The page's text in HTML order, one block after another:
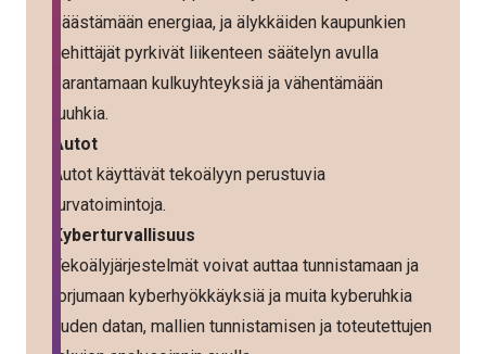
säästämään energiaa, ja älykkäiden kaupunkien
kehittäjät pyrkivät liikenteen säätelyn avulla
parantamaan kulkuyhteyksiä ja vähentämään
ruuhkia.
Autot
Autot käyttävät tekoälyyn perustuvia
turvatoimintoja.
Kyberturvallisuus
Tekoälyjärjestelmät voivat auttaa tunnistamaan ja
torjumaan kyberhyökkäyksiä ja muita kyberuhkia
uuden datan, mallien tunnistamisen ja toteutettujen